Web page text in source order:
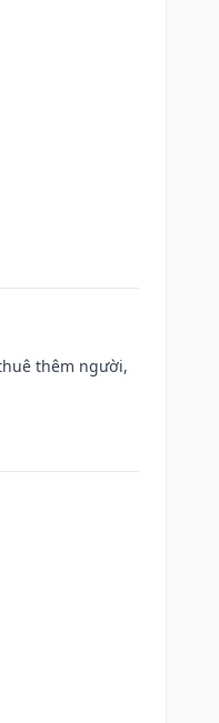
thêm người,